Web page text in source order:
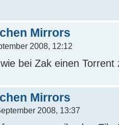
Mirrors
2008, 12:12
bei Zak einen Torrent
Mirrors
2008, 13:37